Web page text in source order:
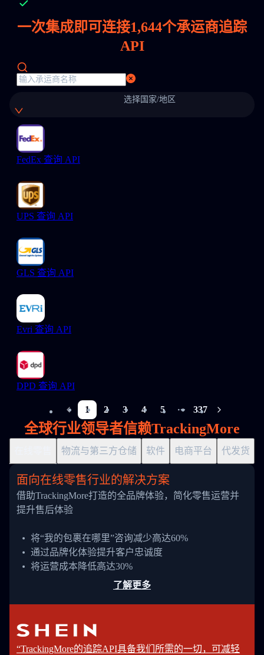
一次集成即可连接1,644个承运商追踪
API
选择国家/地区
FedEx 查询 API
UPS 查询 API
GLS 查询 API
Evri 查询 API
DPD 查询 API
1 2 3 4 5
More pages
337
全球行业领导者信赖TrackingMore
物流与第三方仓储 软件 电商平台 代发货
面向在线零售行业的解决方案
借助TrackingMore打造的全品牌体验，简化零售运营并
提升售后体验
将“我的包裹在哪里”咨询减少高达60%
通过品牌化体验提升客户忠诚度
将运营成本降低高达30%
了解更多
“TrackingMore的追踪API具备我们所需的一切，可减轻